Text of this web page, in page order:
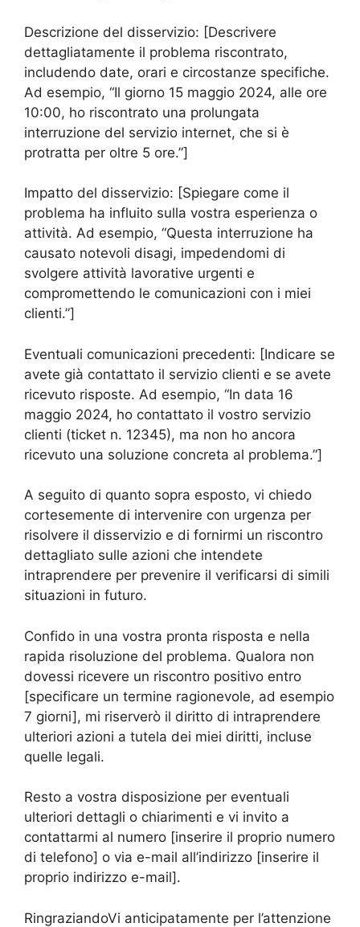
Descrizione del disservizio: [Descrivere
dettagliatamente il problema riscontrato,
includendo date, orari e circostanze specifiche.
Ad esempio, “Il giorno 15 maggio 2024, alle ore
10:00, ho riscontrato una prolungata
interruzione del servizio internet, che si è
protratta per oltre 5 ore.”]
Impatto del disservizio: [Spiegare come il
problema ha influito sulla vostra esperienza o
attività. Ad esempio, “Questa interruzione ha
causato notevoli disagi, impedendomi di
svolgere attività lavorative urgenti e
compromettendo le comunicazioni con i miei
clienti.”]
Eventuali comunicazioni precedenti: [Indicare se
avete già contattato il servizio clienti e se avete
ricevuto risposte. Ad esempio, “In data 16
maggio 2024, ho contattato il vostro servizio
clienti (ticket n. 12345), ma non ho ancora
ricevuto una soluzione concreta al problema.”]
A seguito di quanto sopra esposto, vi chiedo
cortesemente di intervenire con urgenza per
risolvere il disservizio e di fornirmi un riscontro
dettagliato sulle azioni che intendete
intraprendere per prevenire il verificarsi di simili
situazioni in futuro.
Confido in una vostra pronta risposta e nella
rapida risoluzione del problema. Qualora non
dovessi ricevere un riscontro positivo entro
[specificare un termine ragionevole, ad esempio
7 giorni], mi riserverò il diritto di intraprendere
ulteriori azioni a tutela dei miei diritti, incluse
quelle legali.
Resto a vostra disposizione per eventuali
ulteriori dettagli o chiarimenti e vi invito a
contattarmi al numero [inserire il proprio numero
di telefono] o via e-mail all’indirizzo [inserire il
proprio indirizzo e-mail].
RingraziandoVi anticipatamente per l’attenzione